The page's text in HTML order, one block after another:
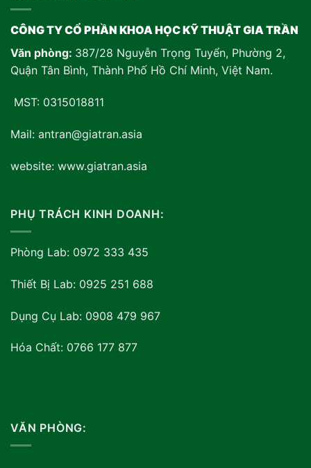
CÔNG TY CỔ PHẦN KHOA HỌC KỸ THUẬT GIA TRẦN
Văn phòng: 387/28 Nguyễn Trọng Tuyển, Phường 2,
Quận Tân Bình, Thành Phố Hồ Chí Minh, Việt Nam.
MST: 0315018811
Mail: antran@giatran.asia
website: www.giatran.asia
PHỤ TRÁCH KINH DOANH:
Phòng Lab: 0972 333 435
Thiết Bị Lab: 0925 251 688
Dụng Cụ Lab: 0908 479 967
Hóa Chất: 0766 177 877
VĂN PHÒNG: